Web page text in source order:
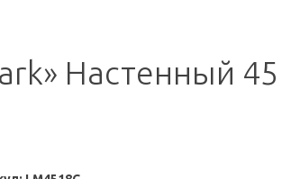
Настенный